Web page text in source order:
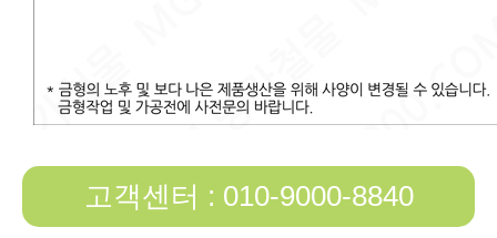
고객센터 : 010-9000-8840